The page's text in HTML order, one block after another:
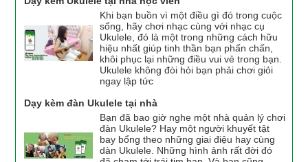
Khi bạn buồn vì một điều gì đó trong cuộc
sống, hãy chơi nhạc cùng với nhạc cụ
Ukulele, đó là một trong những cách hữu
hiệu nhất giúp tinh thần bạn phấn chấn,
khôi phục lại những điều vui vẻ trong bạn.
Ukulele không đòi hỏi bạn phải chơi giỏi
ngay lập tức
Dạy kèm đàn Ukulele tại nhà
Bạn đã bao giờ nghe một nhà quản lý chơi
đàn Ukulele? Hay một người khuyết tật
bay bổng theo những giai điệu hay cùng
dàn Ukulele. Những hình ảnh rất đời đó